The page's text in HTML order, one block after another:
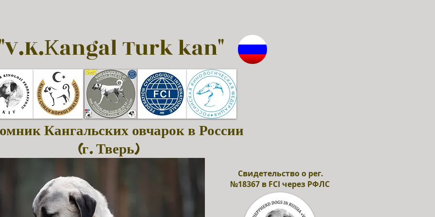
Turk kan"
Кангальских овчарок в России
(г. Тверь)
Свидетельство о рег.
№18367 в FCI через РФЛС